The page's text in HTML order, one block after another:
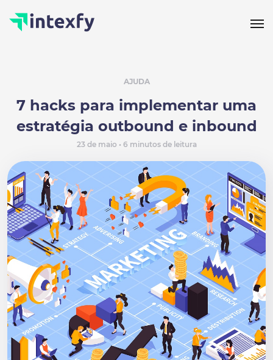
AJUDA
7 hacks para implementar uma
estratégia outbound e inbound
23 de maio • 6 minutos de leitura